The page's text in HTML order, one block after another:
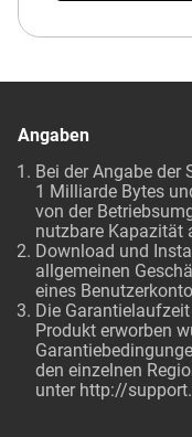
Angaben
Bei der Angabe der
1 Milliarde Bytes
von der
nutzbare Kapazität
Download und
allgemeinen
eines
Die
Produkt erworben
den einzelnen
unter http://